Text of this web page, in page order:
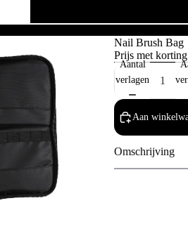
Nail Brush Bag
Prijs met korting
Aantal
verlagen
Aan
Omschrijving